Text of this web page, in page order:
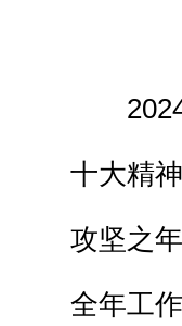
十大精
攻坚之
全年工